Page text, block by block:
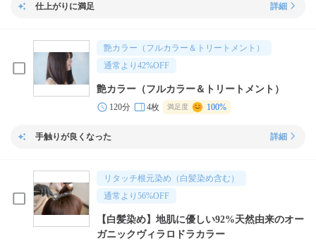
仕上がりに満足 詳細
艶カラー（フルカラー＆トリートメント）
通常より 42%OFF
艶カラー（フルカラー＆トリートメント）
120分 4枚 満足度 100%
手触りが良くなった 詳細
リタッチ根元染め（白髪染め含む）
通常より 56%OFF
【白髪染め】地肌に優しい92%天然由来のオー
ガニックヴィラロドラカラー